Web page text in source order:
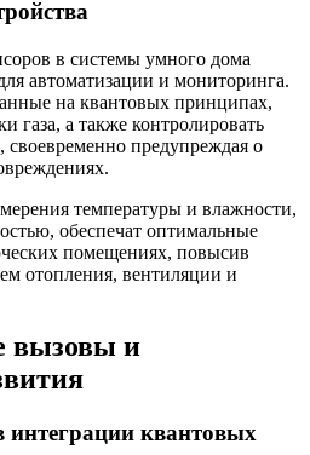
в системы умного дома
автоматизации и мониторинга.
на квантовых принципах,
газа, а также контролировать
своевременно предупреждая о
температуры и влажности,
обеспечат оптимальные
помещениях, повысив
отопления, вентиляции и
вызовы и
интеграции квантовых